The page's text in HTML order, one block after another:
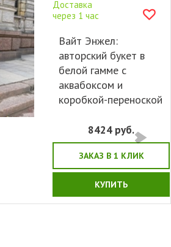
Доставка
через 1 час
Вайт Энжел:
авторский букет в
белой гамме с
аквабоксом и
коробкой-переноской
8424 руб.
ЗАКАЗ В 1 КЛИК
КУПИТЬ